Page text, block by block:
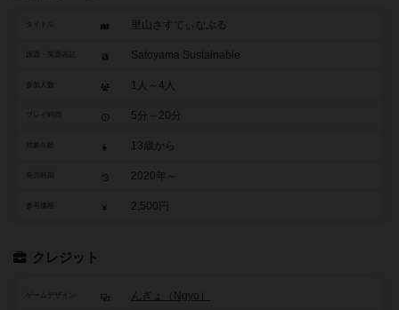
タイトル 里山さすてぃなぶる
Satoyama Sustainable
参加人数 1人～4人
5分～20分
13歳から
2020年～
参考価格 2,500円
クレジット
ゲームデザイン んぎょ（Ngyo）